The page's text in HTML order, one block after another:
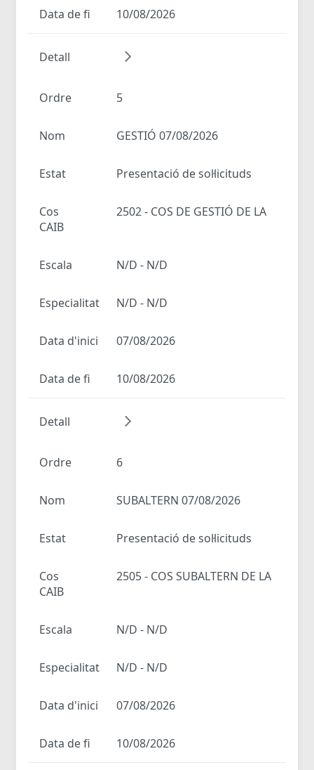
Data de fi 10/08/2026
Detall
Ordre 5
Nom GESTIÓ 07/08/2026
Estat Presentació de sol·licituds
Cos
2502 - COS DE GESTIÓ DE LA
CAIB
Escala N/D - N/D
Especialitat N/D - N/D
Data d'inici 07/08/2026
Data de fi 10/08/2026
Detall
Ordre 6
Nom SUBALTERN 07/08/2026
Estat Presentació de sol·licituds
Cos
2505 - COS SUBALTERN DE LA
CAIB
Escala N/D - N/D
Especialitat N/D - N/D
Data d'inici 07/08/2026
Data de fi 10/08/2026